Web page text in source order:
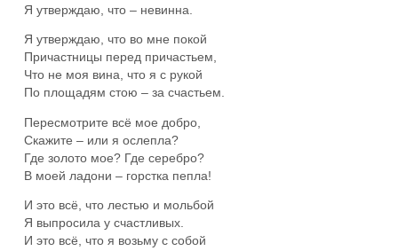
Я утверждаю, что – невинна.
Я утверждаю, что во мне покой
Причастницы перед причастьем,
Что не моя вина, что я с рукой
По площадям стою – за счастьем.
Пересмотрите всё мое добро,
Скажите – или я ослепла?
Где золото мое? Где серебро?
В моей ладони – горстка пепла!
И это всё, что лестью и мольбой
Я выпросила у счастливых.
И это всё, что я возьму с собой